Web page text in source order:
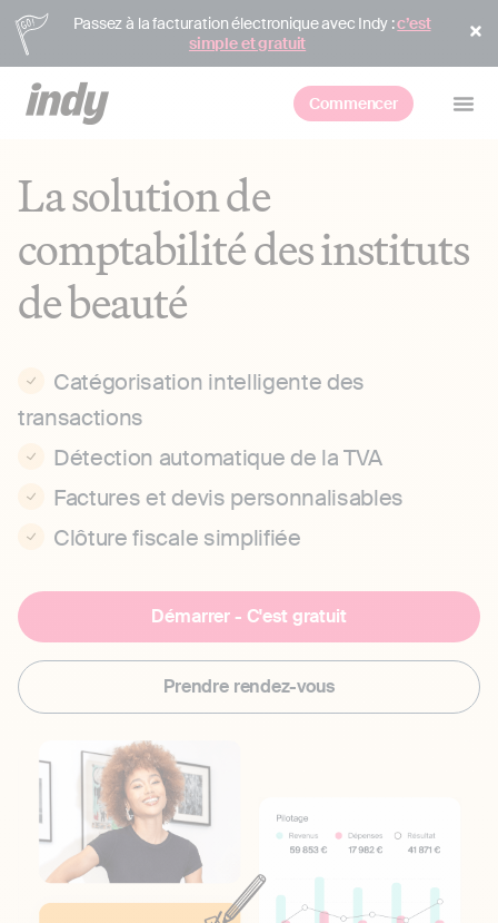
Passez à la facturation électronique avec Indy :c’est
simple et gratuit
Commencer
La solution de
comptabilité des instituts
de beauté
Catégorisation intelligente des
transactions
Détection automatique de la TVA
Factures et devis personnalisables
Clôture fiscale simplifiée
Démarrer - C'est gratuit
Prendre rendez-vous